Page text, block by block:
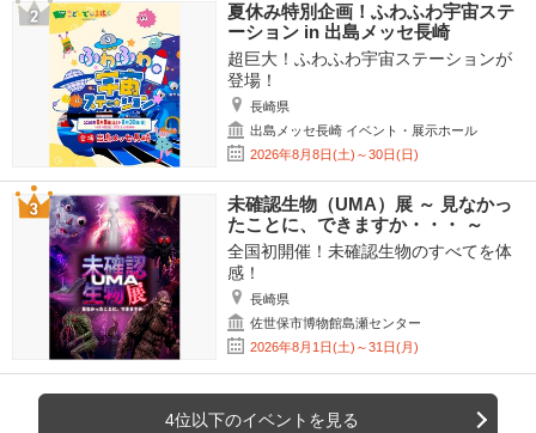
夏休み特別企画！ふわふわ宇宙ステ
ーション in 出島メッセ長崎
超巨大！ふわふわ宇宙ステーションが
登場！
長崎県
出島メッセ長崎 イベント・展示ホール
2026年8月8日(土)～30日(日)
未確認生物（UMA）展 ～ 見なかっ
たことに、できますか・・・ ～
全国初開催！未確認生物のすべてを体
感！
長崎県
佐世保市博物館島瀬センター
2026年8月1日(土)～31日(月)
4位以下のイベントを見る